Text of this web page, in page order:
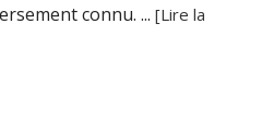
connu. ...[Lire la